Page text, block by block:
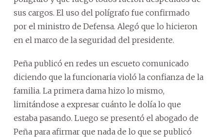
sus cargos. El uso del polígrafo fue confirmado
por el ministro de Defensa. Alegó que lo hicieron
en el marco de la seguridad del presidente.
Peña publicó en redes un escueto comunicado
diciendo que la funcionaria violó la confianza de la
familia. La primera dama hizo lo mismo,
limitándose a expresar cuánto le dolía lo que
estaba pasando. Luego se presentó el abogado de
Peña para afirmar que nada de lo que se publicó